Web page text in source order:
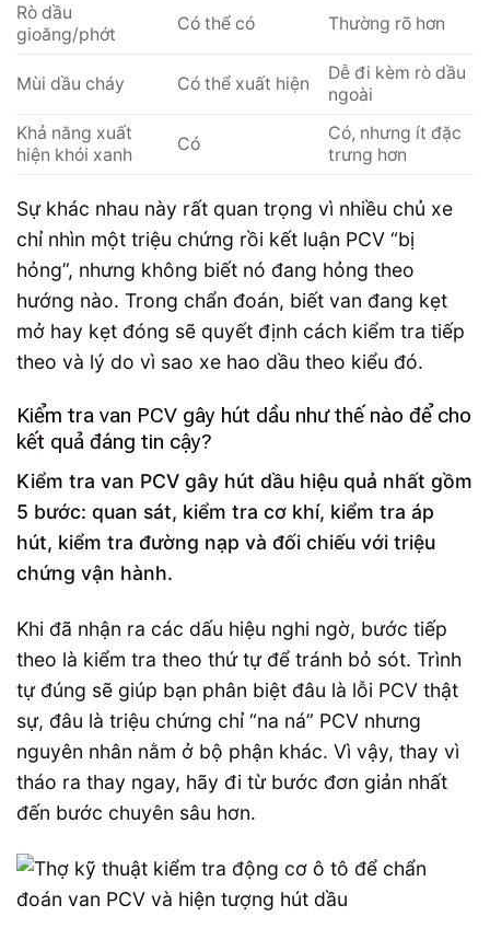
Rò dầu
gioăng/phớt
Có thể có Thường rõ hơn
Mùi dầu cháy Có thể xuất hiện
Dễ đi kèm rò dầu
ngoài
Khả năng xuất
hiện khói xanh
Có
Có, nhưng ít đặc
trưng hơn
Sự khác nhau này rất quan trọng vì nhiều chủ xe
chỉ nhìn một triệu chứng rồi kết luận PCV “bị
hỏng”, nhưng không biết nó đang hỏng theo
hướng nào. Trong chẩn đoán, biết van đang kẹt
mở hay kẹt đóng sẽ quyết định cách kiểm tra tiếp
theo và lý do vì sao xe hao dầu theo kiểu đó.
Kiểm tra van PCV gây hút dầu như thế nào để cho
kết quả đáng tin cậy?
Kiểm tra van PCV gây hút dầu hiệu quả nhất gồm
5 bước: quan sát, kiểm tra cơ khí, kiểm tra áp
hút, kiểm tra đường nạp và đối chiếu với triệu
chứng vận hành.
Khi đã nhận ra các dấu hiệu nghi ngờ, bước tiếp
theo là kiểm tra theo thứ tự để tránh bỏ sót. Trình
tự đúng sẽ giúp bạn phân biệt đâu là lỗi PCV thật
sự, đâu là triệu chứng chỉ “na ná” PCV nhưng
nguyên nhân nằm ở bộ phận khác. Vì vậy, thay vì
tháo ra thay ngay, hãy đi từ bước đơn giản nhất
đến bước chuyên sâu hơn.